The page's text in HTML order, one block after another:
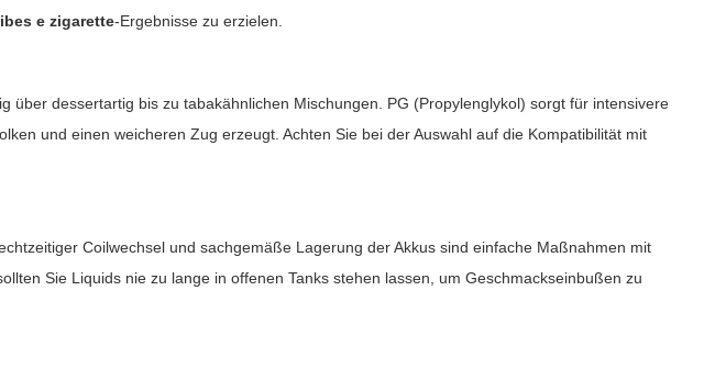
e zigarette-Ergebnisse zu erzielen.
dessertartig bis zu tabakähnlichen Mischungen. PG (Propylenglykol) sorgt für intensivere
und einen weicheren Zug erzeugt. Achten Sie bei der Auswahl auf die Kompatibilität mit
Coilwechsel und sachgemäße Lagerung der Akkus sind einfache Maßnahmen mit
Sie Liquids nie zu lange in offenen Tanks stehen lassen, um Geschmackseinbußen zu